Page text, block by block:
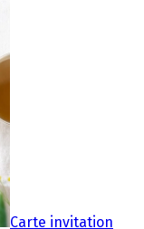
Carte invitation